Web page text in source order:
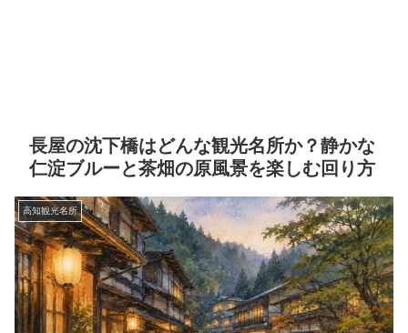
長屋の沈下橋はどんな観光名所か？静かな
仁淀ブルーと茶畑の原風景を楽しむ回り方
高知観光名所